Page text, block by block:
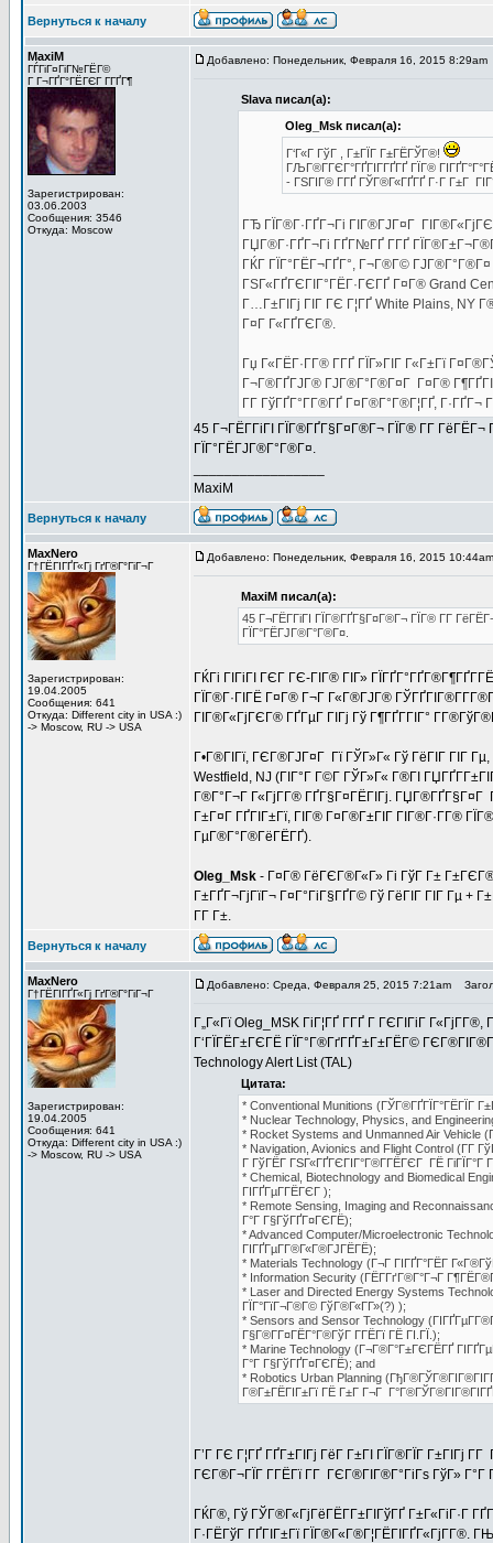
Вернуться к началу
MaxiM
ГЃГіГ¤ГіГ№ГЁГ©
Г Г¬ГҐГ°ГЁГЄГ Г­ГҐГ¶
Зарегистрирован:
03.06.2003
Сообщения: 3546
Откуда: Moscow
Добавлено: Понедельник, Февраля 16, 2015 8:29am
Slava писал(а):
Oleg_Msk писал(а):
Г‘Г«Г ГўГ , Г±ГЇГ Г±ГЁГЎГ®!
ГЉГ®Г­ГЄГ°ГҐГІГ­ГҐГҐ ГЇГ®
- ГЅГІГ® Г­ГҐ ГЎГ®Г«ГҐГҐ Г·Г Г±Г
ГЂ ГЇГ®Г·ГҐГ¬Гі ГІГ®ГЈГ¤Г
ГЏГ®Г·ГҐГ¬Гі ГҐГ№ГҐ Г­ГҐ
ГЌГ ГЇГ°ГЁГ¬ГҐГ°, Г¬Г®Г©
ГЅГ«ГҐГЄГІГ°ГЁГ·ГЄГҐ Г¤Г® Grand
Г…Г±ГІГј ГІГ ГЄ Г¦ГҐ White Plains, NY
Г¤Г Г«ГҐГЄГ®.
Гџ Г«ГЁГ·Г­Г® Г­ГҐ ГЇГ»ГІГ Г«Г±Гї
Г¬Г®ГҐГЈГ® ГЈГ®Г°Г®Г¤Г Г¤Г®
Г­Г ГўГҐГ°Г­Г®ГҐ Г¤Г®Г°Г®Г¦ГҐ,
45 Г¬ГЁГ­ГіГІ ГЇГ®ГҐГ§Г¤Г®Г¬ ГЇГ® Г­Г
ГЇГ°ГЁГЈГ®Г°Г®Г¤.
MaxiM
Вернуться к началу
MaxNero
Г†ГЁГІГҐГ«Гј ГґГ®Г°ГіГ¬Г
Зарегистрирован:
19.04.2005
Сообщения: 641
Откуда: Different city in USA :)
-> Moscow, RU -> USA
Добавлено: Понедельник, Февраля 16, 2015 10:44am
MaxiM писал(а):
45 Г¬ГЁГ­ГіГІ ГЇГ®ГҐГ§Г¤Г®Г¬ ГЇГ® Г­Г
ГЇГ°ГЁГЈГ®Г°Г®Г¤.
ГЌГі ГІГіГІ ГЄГ ГЄ-ГІГ® ГІГ»
ГЇГ®Г·ГІГЁ Г¤Г® Г¬Г Г«Г®ГЈГ®
ГІГ®Г«ГјГЄГ® ГҐГµГ ГІГј Гў Г¶ГҐГ­ГІГ°
Г•Г®ГІГї, ГЄГ®ГЈГ¤Г Гї ГЎГ»Г« Гў ГёГІГ ГІГ
Westfield, NJ (ГІГ°Г Г©Г­ ГЎГ»Г« Г®ГІ
Г®Г°Г¬Г Г«ГјГ­Г® ГҐГ§Г¤ГЁГІГј. ГЏГ®ГҐГ§Г¤Г
Г±Г¤Г ГҐГІГ±Гї, ГІГ® Г¤Г®Г±ГІГ ГІГ®Г·Г­Г®
ГµГ®Г°Г®ГёГЁГҐ).
Oleg_Msk - Г¤Г® ГёГЄГ®Г«Г» Гі ГўГ Г±
Г±ГҐГ¬ГјГїГ¬ Г¤Г°ГіГ§ГҐГ© Гў ГёГІГ ГІГ Гµ +
Г­Г Г±.
Вернуться к началу
MaxNero
Г†ГЁГІГҐГ«Гј ГґГ®Г°ГіГ¬Г
Зарегистрирован:
19.04.2005
Сообщения: 641
Откуда: Different city in USA :)
-> Moscow, RU -> USA
Добавлено: Среда, Февраля 25, 2015 7:21am
Г„Г«Гї Oleg_MSK ГіГ¦ГҐ Г­ГҐ Г ГЄГІГіГ
Г‘ГЇГЁГ±ГЄГЁ ГЇГ°Г®ГґГҐГ±Г±ГЁГ©
Technology Alert List (TAL)
Цитата:
* Conventional Munitions (ГЎГ®ГҐГЇГ°ГЁГЇГ
* Nuclear Technology, Physics, and
* Rocket Systems and Unmanned Air Vehicle
* Navigation, Avionics and Flight Control (Г­Г
Г ГўГЁГ ГЅГ«ГҐГЄГІГ°Г®Г­ГЁГЄГ ГЁ ГіГЇГ°Г
* Chemical, Biotechnology and Biomedical
ГІГҐГµГ­ГЁГЄГ );
* Remote Sensing, Imaging and
Г°Г Г§ГўГҐГ¤ГЄГЁ);
* Advanced Computer/Microelectronic
ГІГҐГµГ­Г®Г«Г®ГЈГЁГЁ);
* Materials Technology (Г¬Г ГІГҐГ°ГЁГ
* Information Security (ГЁГ­ГґГ®Г°Г¬Г
* Laser and Directed Energy Systems
ГЇГ°ГїГ¬Г®Г© ГўГ®Г«Г­Г»(?) );
* Sensors and Sensor Technology
Г§Г®Г­Г¤ГЁГ°Г®ГўГ Г­ГЁГї ГЁ ГІ.ГЇ.);
* Marine Technology (Г¬Г®Г°Г±ГЄГЁГҐ
Г°Г Г§ГўГҐГ¤ГЄГЁ); and
* Robotics Urban Planning
Г®Г±ГЁГІГ±Гї ГЁ Г±Г Г¬Г
Г’Г ГЄ Г¦ГҐ ГҐГ±ГІГј ГёГ Г±ГІ ГЇГ®ГЇГ Г±ГІГј
ГЄГ®Г¬ГЇГ Г­ГЁГї Г­Г ГЄГ®ГІГ®Г°ГіГѕ ГўГ» Г°Г
ГЌГ®, Гў ГЎГ®Г«ГјГёГЁГ­Г±ГІГўГҐ Г±Г«ГіГ·Г
Г·ГЁГўГ ГҐГІГ±Гї ГЇГ®Г«Г®Г¦ГЁГІГҐГ«ГјГ­Г®.